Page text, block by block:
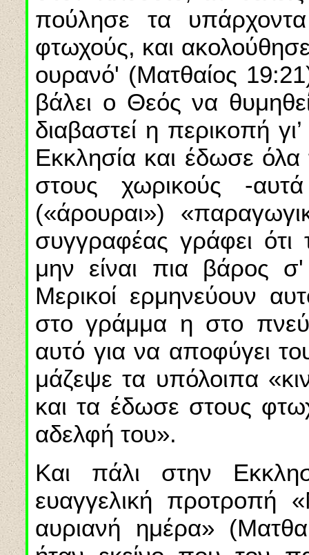
πούλησε τα
φτωχούς, και
ουρανό' (Ματθαίος
βάλει ο Θεός να
διαβαστεί η περικοπή
Εκκλησία και έδωσε
στους χωρικούς -
(«άρουραι»)
συγγραφέας γράφει
μην είναι πια βάρος
Μερικοί ερμηνεύουν
στο γράμμα η στο
αυτό για να αποφύγει
μάζεψε τα υπόλοιπα
και τα έδωσε στους
αδελφή του».
Και πάλι στην
ευαγγελική προτροπή
αυριανή ημέρα»